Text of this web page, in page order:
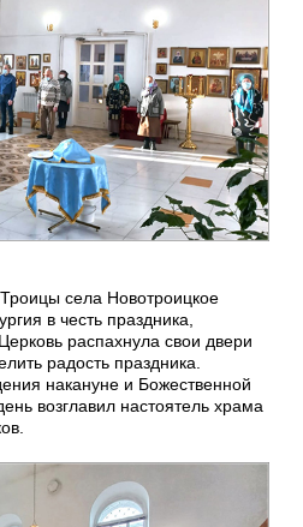
села Новотроицкое
в честь праздника,
Церковь распахнула свои двери
радость праздника.
накануне и Божественной
возглавил настоятель храма